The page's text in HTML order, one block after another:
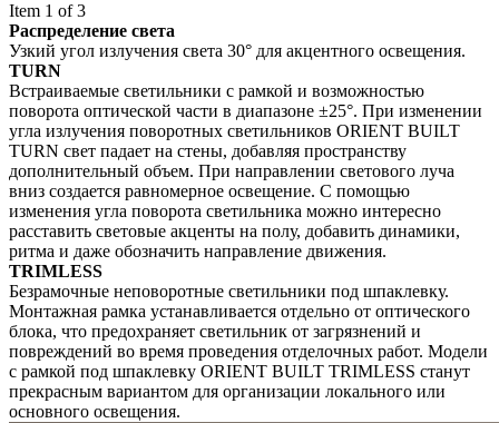
Item 1 of 3
Распределение света
Узкий угол излучения света 30° для акцентного освещения.
TURN
Встраиваемые светильники с рамкой и возможностью
поворота оптической части в диапазоне ±25°. При изменении
угла излучения поворотных светильников ORIENT BUILT
TURN свет падает на стены, добавляя пространству
дополнительный объем. При направлении светового луча
вниз создается равномерное освещение. С помощью
изменения угла поворота светильника можно интересно
расставить световые акценты на полу, добавить динамики,
ритма и даже обозначить направление движения.
TRIMLESS
Безрамочные неповоротные светильники под шпаклевку.
Монтажная рамка устанавливается отдельно от оптического
блока, что предохраняет светильник от загрязнений и
повреждений во время проведения отделочных работ. Модели
с рамкой под шпаклевку ORIENT BUILT TRIMLESS станут
прекрасным вариантом для организации локального или
основного освещения.